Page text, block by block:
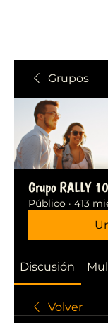
Grupos
Grupo RALLY
Público · 413
Discusión
Volver